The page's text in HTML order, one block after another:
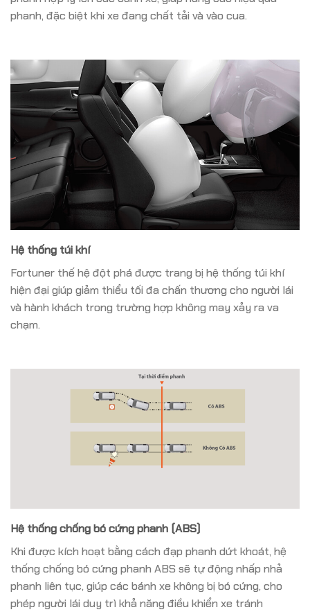
phanh, đặc biệt khi xe đang chất tải và vào cua.
Hệ thống túi khí
Fortuner thế hệ đột phá được trang bị hệ thống túi khí
hiện đại giúp giảm thiểu tối đa chấn thương cho người lái
và hành khách trong trường hợp không may xảy ra va
chạm.
Hệ thống chống bó cứng phanh (ABS)
Khi được kích hoạt bằng cách đạp phanh dứt khoát, hệ
thống chống bó cứng phanh ABS sẽ tự động nhấp nhả
phanh liên tục, giúp các bánh xe không bị bó cứng, cho
phép người lái duy trì khả năng điều khiển xe tránh